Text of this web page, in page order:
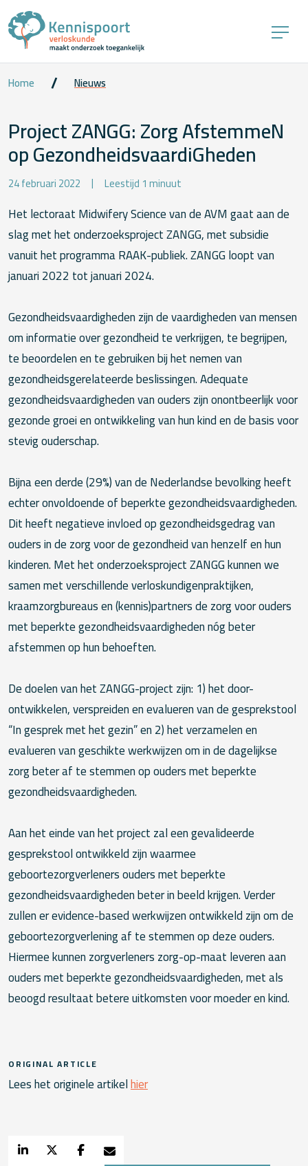
Home Nieuws
Project ZANGG: Zorg AfstemmeN
op GezondheidsvaardiGheden
24 februari 2022 Leestijd 1 minuut
Het lectoraat Midwifery Science van de AVM gaat aan de
slag met het onderzoeksproject ZANGG, met subsidie
vanuit het programma RAAK-publiek. ZANGG loopt van
januari 2022 tot januari 2024.
Gezondheidsvaardigheden zijn de vaardigheden van mensen
om informatie over gezondheid te verkrijgen, te begrijpen,
te beoordelen en te gebruiken bij het nemen van
gezondheidsgerelateerde beslissingen. Adequate
gezondheidsvaardigheden van ouders zijn onontbeerlijk voor
gezonde groei en ontwikkeling van hun kind en de basis voor
stevig ouderschap.
Bijna een derde (29%) van de Nederlandse bevolking heeft
echter onvoldoende of beperkte gezondheidsvaardigheden.
Dit heeft negatieve invloed op gezondheidsgedrag van
ouders in de zorg voor de gezondheid van henzelf en hun
kinderen. Met het onderzoeksproject ZANGG kunnen we
samen met verschillende verloskundigenpraktijken,
kraamzorgbureaus en (kennis)partners de zorg voor ouders
met beperkte gezondheidsvaardigheden nóg beter
afstemmen op hun behoeften.
De doelen van het ZANGG-project zijn: 1) het door-
ontwikkelen, verspreiden en evalueren van de gesprekstool
“In gesprek met het gezin” en 2) het verzamelen en
evalueren van geschikte werkwijzen om in de dagelijkse
zorg beter af te stemmen op ouders met beperkte
gezondheidsvaardigheden.
Aan het einde van het project zal een gevalideerde
gesprekstool ontwikkeld zijn waarmee
geboortezorgverleners ouders met beperkte
gezondheidsvaardigheden beter in beeld krijgen. Verder
zullen er evidence-based werkwijzen ontwikkeld zijn om de
geboortezorgverlening af te stemmen op deze ouders.
Hiermee kunnen zorgverleners zorg-op-maat leveren aan
ouders met beperkte gezondheidsvaardigheden, met als
beoogd resultaat betere uitkomsten voor moeder en kind.
ORIGINAL ARTICLE
Lees het originele artikelhier